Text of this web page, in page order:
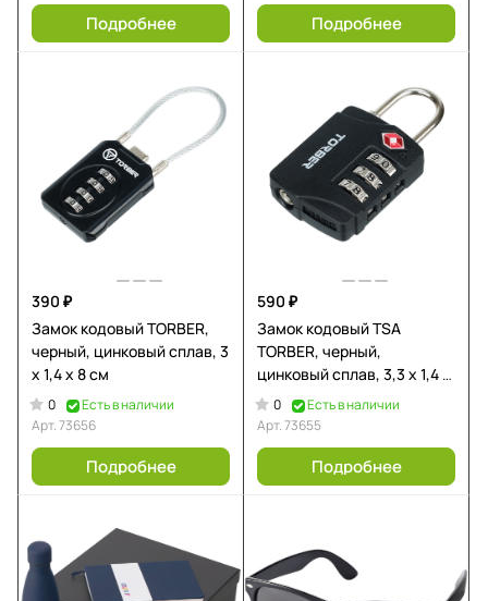
Подробнее Подробнее
390 ₽
Замок кодовый TORBER,
черный, цинковый сплав, 3
x 1,4 x 8 см
0
Есть в наличии
Арт.73656
Подробнее
590 ₽
Замок кодовый TSA
TORBER, черный,
цинковый сплав, 3,3 x 1,4 x
6,4 см
0
Есть в наличии
Арт.73655
Подробнее